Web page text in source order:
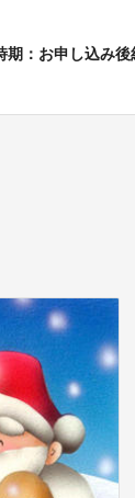
期：お申し込み